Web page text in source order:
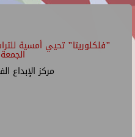
"فلكلوريتا" تحيي أمسية
مركز الإبداع